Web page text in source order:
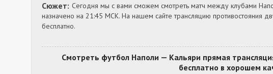
Сюжет: Сегодня мы с вами сможем смотреть матч между клубами
назначено на 21:45 МСК. На нашем сайте трансляцию противостояния
бесплатно.
Смотреть футбол Наполи — Кальяри прямая
бесплатно в хорошем